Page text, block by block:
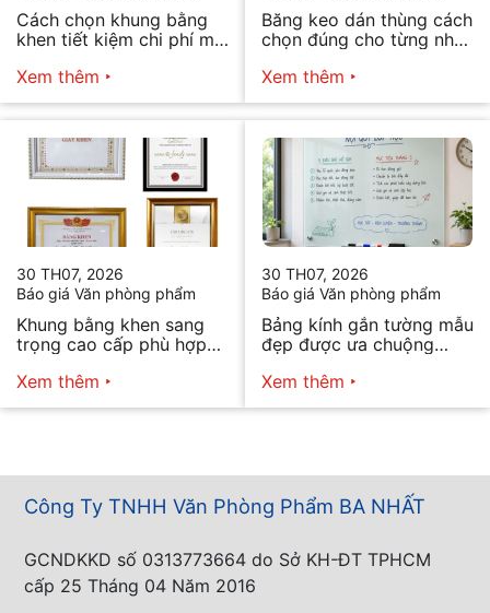
Cách chọn khung bằng
khen tiết kiệm chi phí mà
Xem thêm
Băng keo dán thùng cách
chọn đúng cho từng nhu
Xem thêm
30 TH07, 2026
Báo giá Văn phòng phẩm
Khung bằng khen sang
trọng cao cấp phù hợp
Xem thêm
30 TH07, 2026
Báo giá Văn phòng phẩm
Bảng kính gắn tường mẫu
đẹp được ưa chuộng
Xem thêm
Công Ty TNHH Văn Phòng Phẩm BA NHẤT
GCNDKKD số 0313773664 do Sở KH-ĐT TPHCM
cấp 25 Tháng 04 Năm 2016